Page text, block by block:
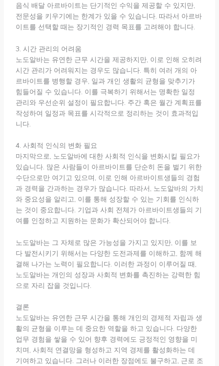
음식 배달 아르바이트는 단기적인 수익을 제공할 수 있지만,
전문성을 키우기에는 한계가 있을 수 있습니다. 따라서 아르바
이트를 선택할 때는 장기적인 경력 목표를 고려해야 합니다.
3. 시간 관리의 어려움
노도알바는 유연한 근무 시간을 제공하지만, 이로 인해 오히려
시간 관리가 어려워지는 경우도 많습니다. 특히 여러 개의 아
르바이트를 병행할 경우, 일과 개인 생활의 균형을 맞추기가
힘들어질 수 있습니다. 이를 극복하기 위해서는 명확한 일정
관리와 우선순위 설정이 필요합니다. 주간 혹은 월간 계획표를
작성하여 일정과 목표를 시각적으로 정리하는 것이 효과적입
니다.
4. 사회적 인식의 변화 필요
마지막으로, 노도알바에 대한 사회적 인식을 변화시킬 필요가
있습니다. 많은 사람들이 아르바이트를 단순히 돈을 벌기 위한
수단으로만 여기고 있으며, 이로 인해 아르바이트생들의 경험
과 경력을 간과하는 경우가 많습니다. 따라서, 노도알바의 가치
와 중요성을 알리고, 이를 통해 성장할 수 있는 기회를 인식하
는 것이 중요합니다. 기업과 사회 전체가 아르바이트생들의 기
여를 인정하고 지원하는 문화가 확산되어야 합니다.
노도알바는 그 자체로 많은 가능성을 가지고 있지만, 이를 보
다 발전시키기 위해서는 다양한 도전과제를 이해하고, 함께 해
결해 나가는 노력이 필요합니다. 이러한 과정이 이루어질 때,
노도알바는 개인의 성장과 사회적 변화를 촉진하는 강력한 힘
으로 자리 잡을 것입니다.
결론
노도알바는 유연한 근무 시간을 통해 개인의 경제적 자립과 생
활의 균형을 이루는 데 중요한 역할을 하고 있습니다. 다양한
업무 경험을 쌓을 수 있어 향후 경력에도 긍정적인 영향을 미
치며, 사회적 연결망을 형성하고 지역 경제를 활성화하는 데
기여하고 있습니다. 그러나 이러한 장점에도 불구하고, 근로 조